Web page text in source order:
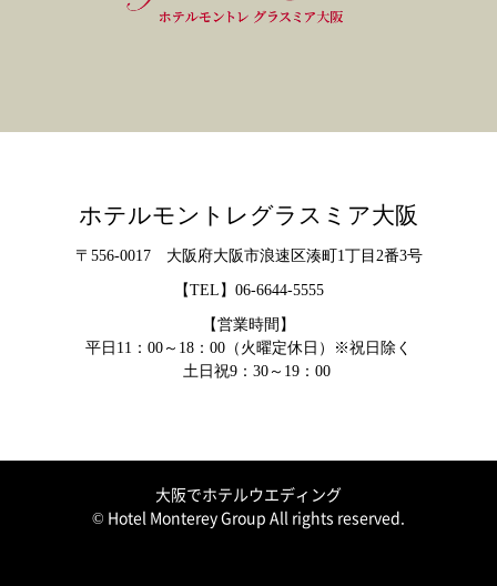
ホテルモントレグラスミア大阪
〒556-0017 大阪府大阪市浪速区湊町1丁目2番3号
【TEL】 06-6644-5555
【営業時間】
平日11：00～18：00（火曜定休日）※祝日除く
土日祝9：30～19：00
大阪でホテルウエディング
© Hotel Monterey Group All rights reserved.